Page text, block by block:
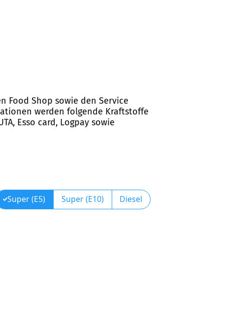
Food Shop sowie den Service
werden folgende Kraftstoffe
Esso card, Logpay sowie
Super (E5) Super (E10) Diesel